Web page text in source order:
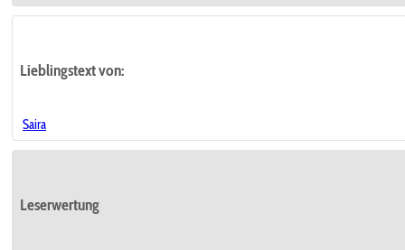
Lieblingstextvon:
Saira
Leserwertung